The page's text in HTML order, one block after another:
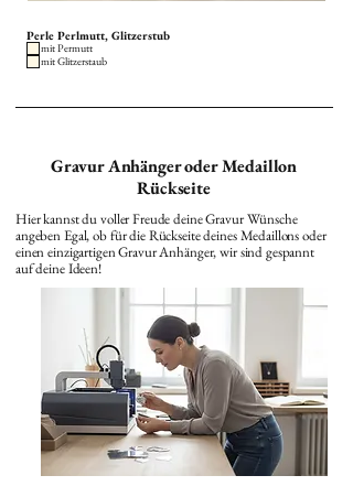
Perle Perlmutt, Glitzerstub
mit Permutt
mit Glitzerstaub
Gravur Anhänger oder Medaillon
Rückseite
Hier kannst du voller Freude deine Gravur Wünsche
angeben Egal, ob für die Rückseite deines Medaillons oder
einen einzigartigen Gravur Anhänger, wir sind gespannt
auf deine Ideen!